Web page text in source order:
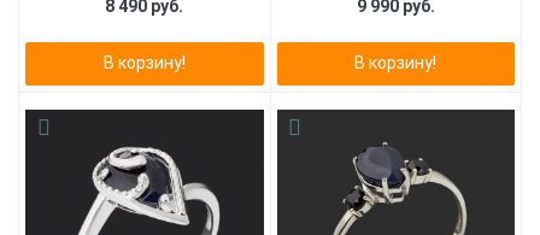
8 490 руб.
В корзину!
9 990 руб.
В корзину!